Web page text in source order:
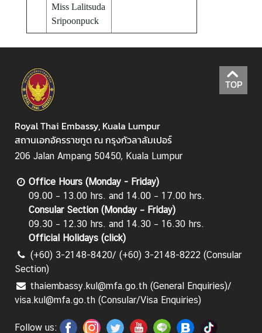
Miss Lalitsuda
Sripoonpuck
TOP
Royal Thai Embassy, Kuala Lumpur
สถานเอกอัครราชทูต ณ กรุงกัวลาลัมเปอร์
206 Jalan Ampang 50450, Kuala Lumpur
Office Hours (Monday - Friday)
09.00 – 13.00 hrs. and 14.00 – 17.00 hrs.
Consular Section (Monday – Friday)
09.30 – 12.30 hrs. and 14.30 – 16.30 hrs.
Official Holidays (click)
(+60) 3-2148-8420/ (+60) 3-2148-8222 (Consular
Section)
thaiembassy.kul@mfa.go.th (General Enquiries)/
visa.kul@mfa.go.th (Consular/Visa Enquiries)
Follow us: